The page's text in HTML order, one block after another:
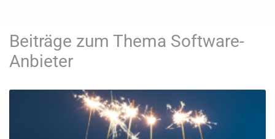
Beiträge zum Thema Software-
Anbieter